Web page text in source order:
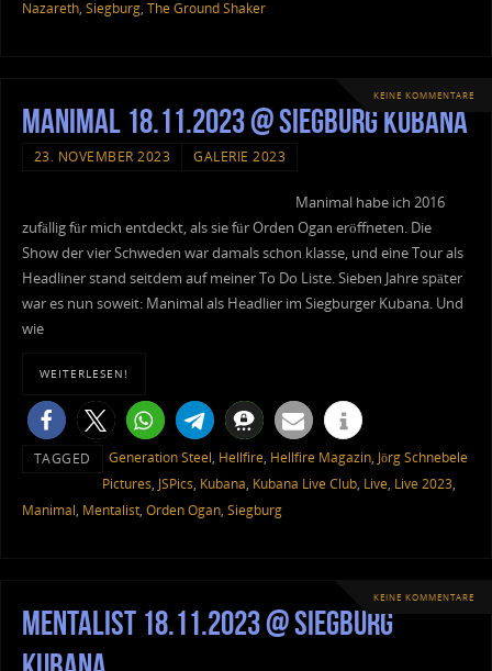
Nazareth, Siegburg, The Ground Shaker
KEINE KOMMENTARE
Manimal 18.11.2023 @ Siegburg Kubana
23. NOVEMBER 2023 GALERIE 2023
Manimal habe ich 2016
zufällig für mich entdeckt, als sie für Orden Ogan eröffneten. Die
Show der vier Schweden war damals schon klasse, und eine Tour als
Headliner stand seitdem auf meiner To Do Liste. Sieben Jahre später
war es nun soweit: Manimal als Headlier im Siegburger Kubana. Und
wie
WEITERLESEN!
TAGGED Generation Steel, Hellfire, Hellfire Magazin, Jörg Schnebele
Pictures, JSPics, Kubana, Kubana Live Club, Live, Live 2023,
Manimal, Mentalist, Orden Ogan, Siegburg
KEINE KOMMENTARE
Mentalist 18.11.2023 @ Siegburg